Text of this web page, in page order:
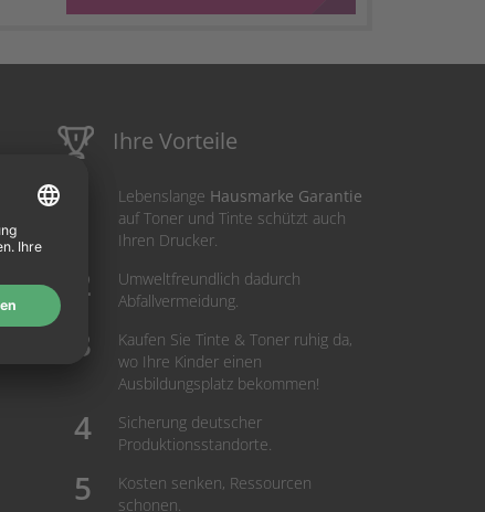
Ihre Vorteile
Lebenslange Hausmarke Garantie
auf Toner und Tinte schützt auch
Ihren Drucker.
Umweltfreundlich dadurch
Abfallvermeidung.
Kaufen Sie Tinte & Toner ruhig da,
wo Ihre Kinder einen
Ausbildungsplatz bekommen!
Sicherung deutscher
Produktionsstandorte.
Kosten senken, Ressourcen
schonen.